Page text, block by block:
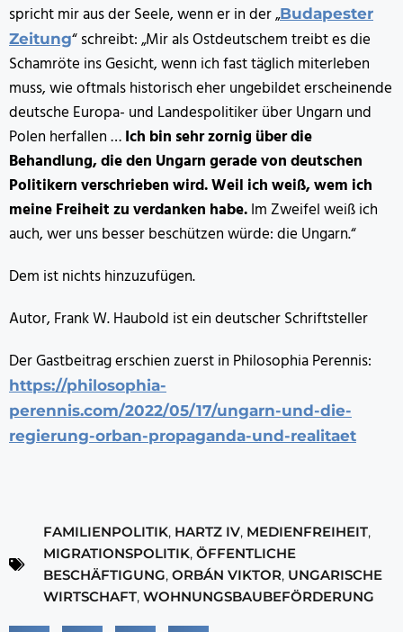
spricht mir aus der Seele, wenn er in der „Budapester
Zeitung“ schreibt: „Mir als Ostdeutschem treibt es die
Schamröte ins Gesicht, wenn ich fast täglich miterleben
muss, wie oftmals historisch eher ungebildet erscheinende
deutsche Europa- und Landespolitiker über Ungarn und
Polen herfallen …Ich bin sehr zornig über die
Behandlung, die den Ungarn gerade von deutschen
Politikern verschrieben wird. Weil ich weiß, wem ich
meine Freiheit zu verdanken habe.Im Zweifel weiß ich
auch, wer uns besser beschützen würde: die Ungarn.“
Dem ist nichts hinzuzufügen.
Autor, Frank W. Haubold ist ein deutscher Schriftsteller
Der Gastbeitrag erschien zuerst in Philosophia Perennis:
https://philosophia-
perennis.com/2022/05/17/ungarn-und-die-
regierung-orban-propaganda-und-realitaet
FAMILIENPOLITIK, HARTZ IV, MEDIENFREIHEIT,
MIGRATIONSPOLITIK, ÖFFENTLICHE
BESCHÄFTIGUNG, ORBÁN VIKTOR, UNGARISCHE
WIRTSCHAFT, WOHNUNGSBAUBEFÖRDERUNG